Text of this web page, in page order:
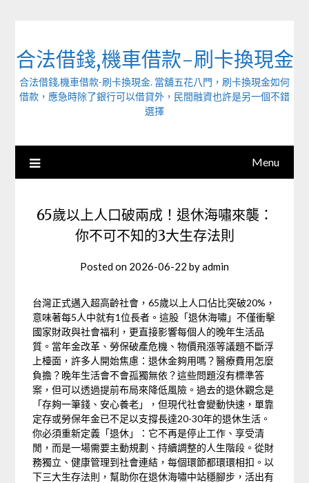
合法借錢,機車借款-刷卡換現金
合法借錢,機車借款-刷卡換現金. 當舖五花八門，刷卡換現金如何
借款，應急時除了銀行可以借貸外，民間融資也許是另一個不錯
選擇
Menu
65歲以上人口破兩成！退休海嘯來襲：
你不可不知的3大生存法則
Posted on 2026-06-22 byadmin
台灣正式邁入超高齡社會，65歲以上人口佔比突破20%，
意味著每5人中就有1位長者。這股「退休海嘯」不僅衝擊
國家財政與社會福利，更直接影響每個人的晚年生活品
質。當年金改革、勞保破產危機、物價飛漲等議題不斷浮
上檯面，許多人開始焦慮：退休金夠用嗎？醫療費用怎麼
負擔？晚年生活會不會孤獨無依？這些問題沒有標準答
案，但可以透過提前布局來降低風險。過去的退休觀念是
「存夠一筆錢、安心養老」，但現代社會變動快速，單靠
定存或勞保年金已不足以支撐長達20-30年的退休生活。
你必須重新定義「退休」：它不再是停止工作、享受清
閒，而是一場需要主動規劃、持續調整的人生階段。從財
務獨立、健康管理到社會連結，每個環節都環環相扣。以
下三大生存法則，幫助你在退休海嘯中站穩腳步，活出有